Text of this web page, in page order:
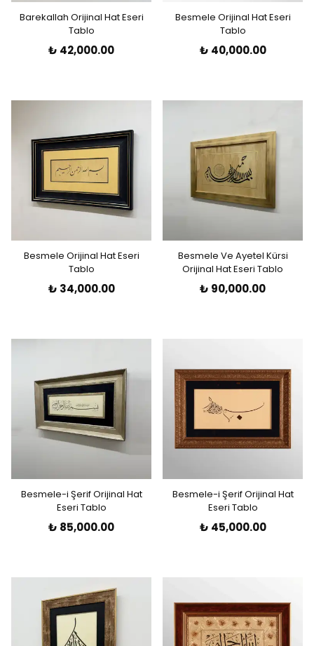
Barekallah Orijinal Hat Eseri
Tablo
₺ 42,000.00
Besmele Orijinal Hat Eseri
Tablo
₺ 40,000.00
Besmele Orijinal Hat Eseri
Tablo
₺ 34,000.00
Besmele Ve Ayetel Kürsi
Orijinal Hat Eseri Tablo
₺ 90,000.00
Besmele-i Şerif Orijinal Hat
Eseri Tablo
₺ 85,000.00
Besmele-i Şerif Orijinal Hat
Eseri Tablo
₺ 45,000.00